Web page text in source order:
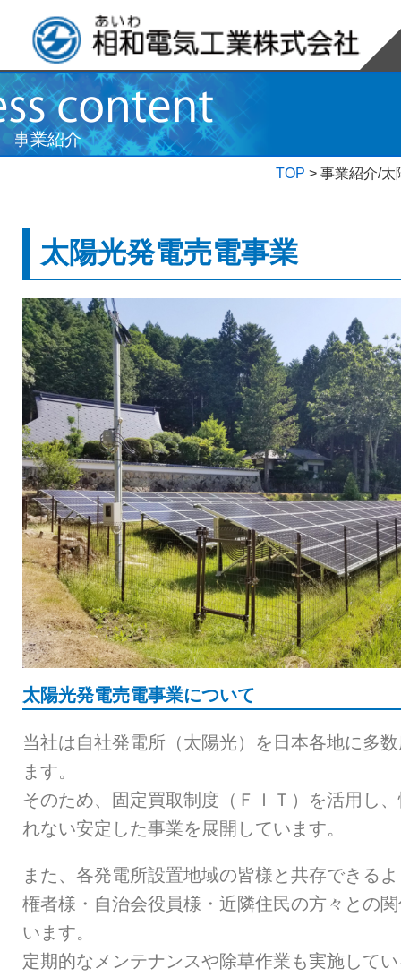
TOP > 事業紹介/太
事業紹介
太陽光発電売電事業
太陽光発電売電事業について
当社は自社発電所（太陽光）を日本各地に多
ます。
そのため、固定買取制度（ＦＩＴ）を活用し
れない安定した事業を展開しています。
また、各発電所設置地域の皆様と共存できる
権者様・自治会役員様・近隣住民の方々との
います。
定期的なメンテナンスや除草作業も実施して